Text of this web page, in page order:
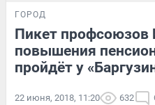
ГОРОД
Пикет профсоюзов
повышения
пройдёт у
22 июня, 2018, 11:20 632